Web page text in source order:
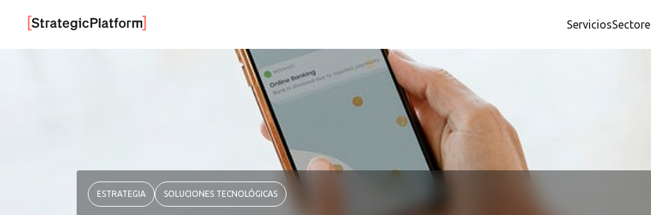
Servicios
ESTRATEGIA SOLUCIONES TECNOLÓGICAS